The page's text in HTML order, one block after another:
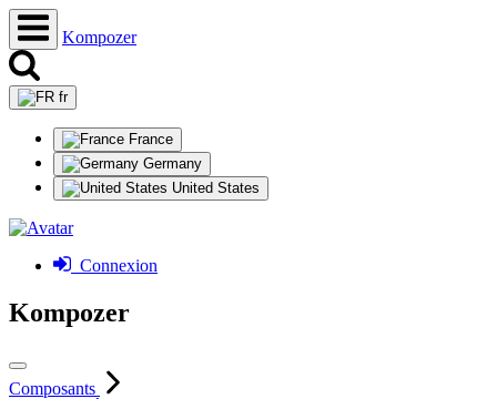
Kompozer
fr
France
Germany
United States
Connexion
Kompozer
Composants